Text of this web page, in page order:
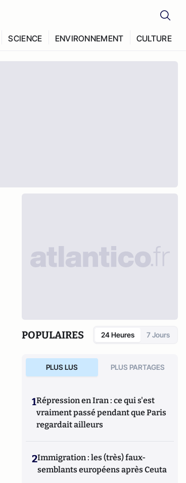
SCIENCE ENVIRONNEMENT CULTURE
POPULAIRES 24 Heures 7 Jours
PLUS LUS PLUS PARTAGES
1Répression en Iran : ce qui s'est
vraiment passé pendant que Paris
regardait ailleurs
2Immigration : les (très) faux-
semblants européens après Ceuta